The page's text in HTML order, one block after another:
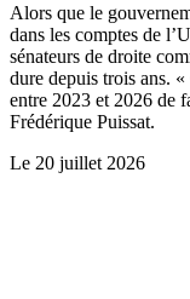
Alors que le
dans les comptes de
sénateurs de droite
dure depuis trois ans. «
entre 2023 et 2026 de
Frédérique Puissat.
Le 20 juillet 2026